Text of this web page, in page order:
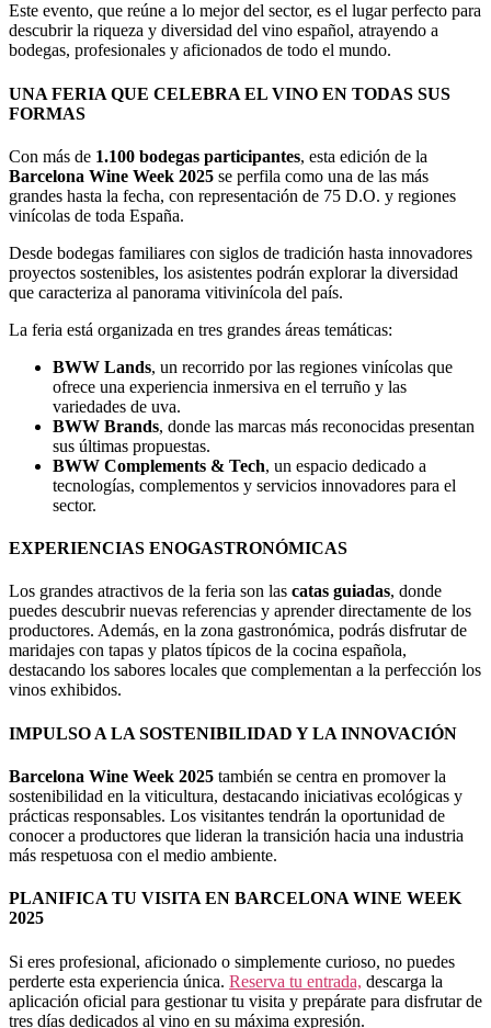
Este evento, que reúne a lo mejor del sector, es el lugar perfecto para
descubrir la riqueza y diversidad del vino español, atrayendo a
bodegas, profesionales y aficionados de todo el mundo.
UNA FERIA QUE CELEBRA EL VINO EN TODAS SUS
FORMAS
Con más de 1.100 bodegas participantes, esta edición de la
Barcelona Wine Week 2025 se perfila como una de las más
grandes hasta la fecha, con representación de 75 D.O. y regiones
vinícolas de toda España.
Desde bodegas familiares con siglos de tradición hasta innovadores
proyectos sostenibles, los asistentes podrán explorar la diversidad
que caracteriza al panorama vitivinícola del país.
La feria está organizada en tres grandes áreas temáticas:
BWW Lands, un recorrido por las regiones vinícolas que
ofrece una experiencia inmersiva en el terruño y las
variedades de uva.
BWW Brands, donde las marcas más reconocidas presentan
sus últimas propuestas.
BWW Complements & Tech, un espacio dedicado a
tecnologías, complementos y servicios innovadores para el
sector.
EXPERIENCIAS ENOGASTRONÓMICAS
Los grandes atractivos de la feria son las catas guiadas, donde
puedes descubrir nuevas referencias y aprender directamente de los
productores. Además, en la zona gastronómica, podrás disfrutar de
maridajes con tapas y platos típicos de la cocina española,
destacando los sabores locales que complementan a la perfección los
vinos exhibidos.
IMPULSO A LA SOSTENIBILIDAD Y LA INNOVACIÓN
Barcelona Wine Week 2025 también se centra en promover la
sostenibilidad en la viticultura, destacando iniciativas ecológicas y
prácticas responsables. Los visitantes tendrán la oportunidad de
conocer a productores que lideran la transición hacia una industria
más respetuosa con el medio ambiente.
PLANIFICA TU VISITA EN BARCELONA WINE WEEK
2025
Si eres profesional, aficionado o simplemente curioso, no puedes
perderte esta experiencia única. Reserva tu entrada, descarga la
aplicación oficial para gestionar tu visita y prepárate para disfrutar de
tres días dedicados al vino en su máxima expresión.